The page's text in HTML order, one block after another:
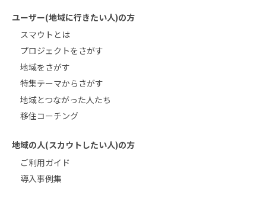
ユーザー(地域に行きたい人)の方
スマウトとは
プロジェクトをさがす
地域をさがす
特集テーマからさがす
地域とつながった人たち
移住コーチング
地域の人(スカウトしたい人)の方
ご利用ガイド
導入事例集